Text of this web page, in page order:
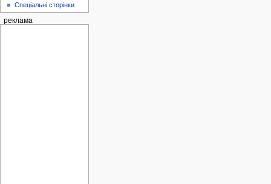
Спеціальні сторінки
реклама